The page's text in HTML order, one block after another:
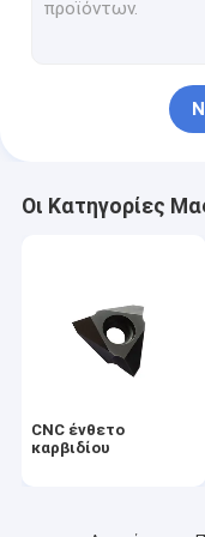
Εργαλείο άλεσης
Ένθετα στροφής
Θήκη εργαλείων
Οι Κατηγορίες
CNC ένθετο
καρβιδίου